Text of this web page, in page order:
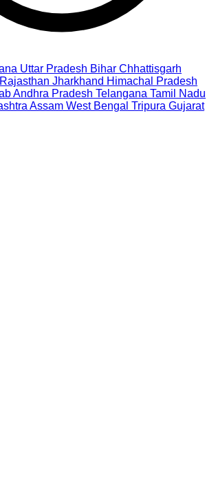
Uttar Pradesh Bihar Chhattisgarh
Rajasthan Jharkhand Himachal Pradesh
Andhra Pradesh Telangana Tamil Nadu
Assam West Bengal Tripura Gujarat